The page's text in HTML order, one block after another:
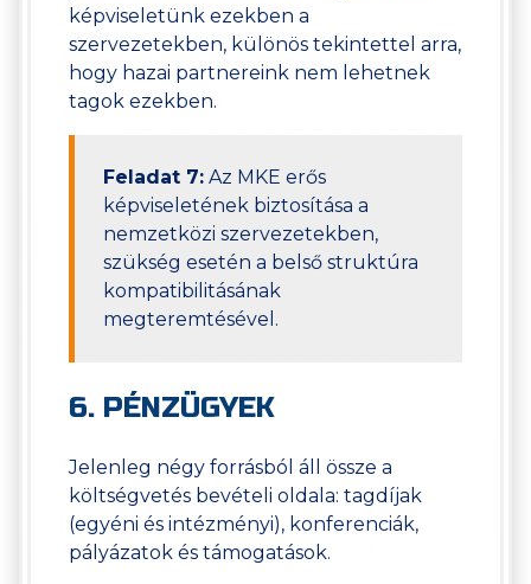
képviseletünk ezekben a
szervezetekben, különös tekintettel arra,
hogy hazai partnereink nem lehetnek
tagok ezekben.
Feladat 7: Az MKE erős
képviseletének biztosítása a
nemzetközi szervezetekben,
szükség esetén a belső struktúra
kompatibilitásának
megteremtésével.
6. PÉNZÜGYEK
Jelenleg négy forrásból áll össze a
költségvetés bevételi oldala: tagdíjak
(egyéni és intézményi), konferenciák,
pályázatok és támogatások.